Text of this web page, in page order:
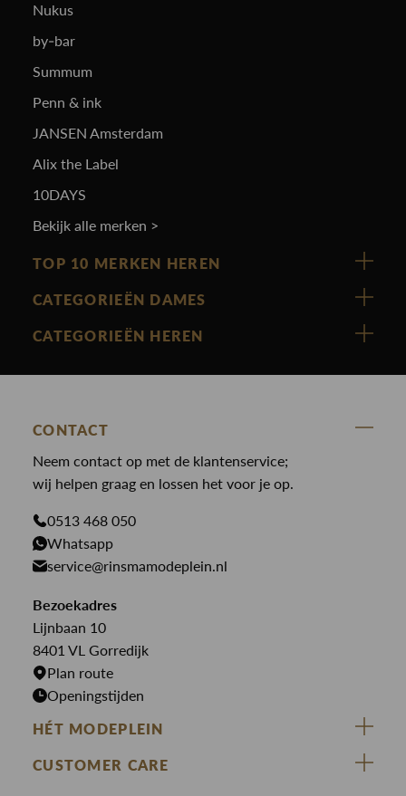
Nukus
by-bar
Summum
Penn & ink
JANSEN Amsterdam
Alix the Label
10DAYS
Bekijk alle merken >
TOP 10 MERKEN HEREN
Vanguard
Cast Iron
State Of Art
Paul en Shark
Genti
PME Legend
Butcher of Blue
Bekijk alle merken >
CATEGORIEËN DAMES
Nieuw binnen
Blouses
Broeken
Gilets
Jassen
Jeans
Jurken
Rokken
CATEGORIEËN HEREN
Broeken
Colberts
Giftcards
Jassen
Overhemden
Truien
T-shirts
CONTACT
Neem contact op met de klantenservice;
wij helpen graag en lossen het voor je op.
0513 468 050
Whatsapp
service@rinsmamodeplein.nl
Bezoekadres
Lijnbaan 10
8401 VL Gorredijk
Plan route
Openingstijden
HÉT MODEPLEIN
ZIJ VAN RINSMA
CUSTOMER CARE